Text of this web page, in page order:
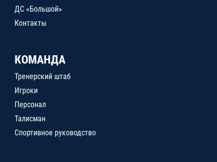
ДС «Большой»
Контакты
КОМАНДА
Тренерский штаб
Игроки
Персонал
Талисман
Спортивное руководство